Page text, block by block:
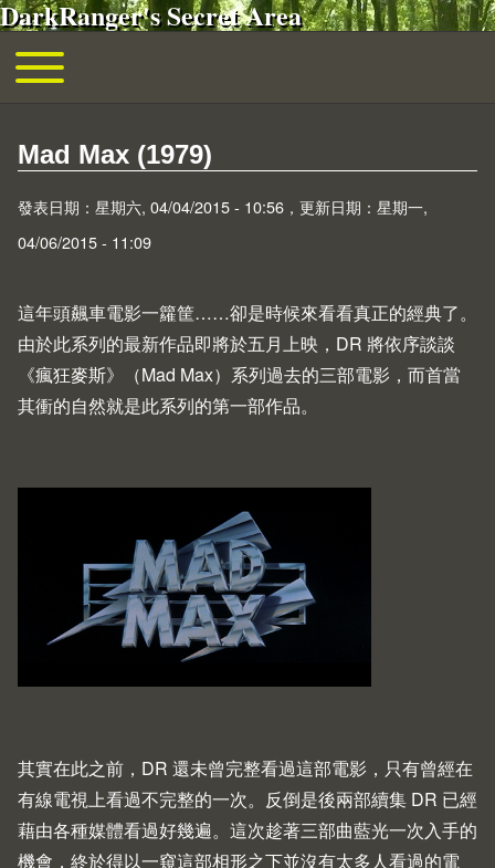
移至主內容
DarkRanger's Secret Area
主導覽
Toggle main menu
Mad Max (1979)
發表日期：星期六, 04/04/2015 - 10:56，更新日期：星期一,
04/06/2015 - 11:09
這年頭飆車電影一籮筐……卻是時候來看看真正的經典了。
由於此系列的最新作品即將於五月上映，DR 將依序談談
《瘋狂麥斯》（Mad Max）系列過去的三部電影，而首當
其衝的自然就是此系列的第一部作品。
其實在此之前，DR 還未曾完整看過這部電影，只有曾經在
有線電視上看過不完整的一次。反倒是後兩部續集 DR 已經
藉由各種媒體看過好幾遍。這次趁著三部曲藍光一次入手的
機會，終於得以一窺這部相形之下並沒有太多人看過的電